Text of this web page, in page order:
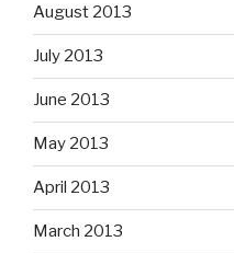
August 2013
July 2013
June 2013
May 2013
April 2013
March 2013